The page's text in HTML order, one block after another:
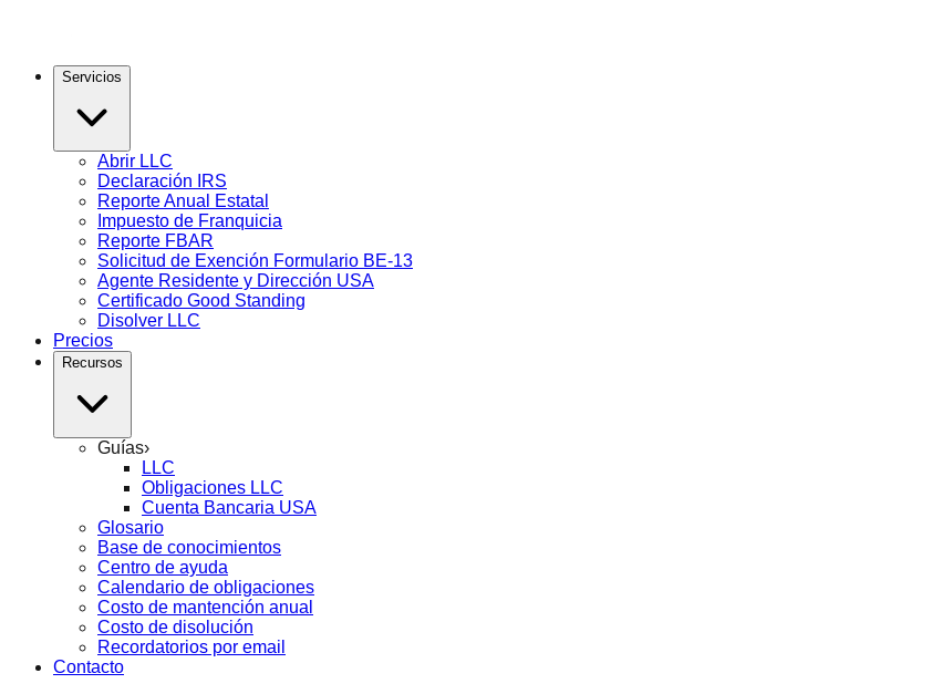
Servicios
Abrir LLC
Declaración IRS
Reporte Anual Estatal
Impuesto de Franquicia
Reporte FBAR
Solicitud de Exención Formulario BE-13
Agente Residente y Dirección USA
Certificado Good Standing
Disolver LLC
Precios
Recursos
Guías›
LLC
Obligaciones LLC
Cuenta Bancaria USA
Glosario
Base de conocimientos
Centro de ayuda
Calendario de obligaciones
Costo de mantención anual
Costo de disolución
Recordatorios por email
Contacto